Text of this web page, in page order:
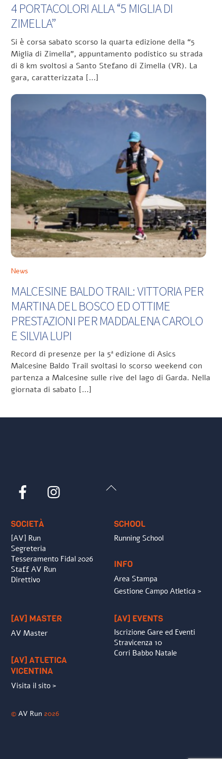
4 PORTACOLORI ALLA “5 MIGLIA DI
ZIMELLA”
Si è corsa sabato scorso la quarta edizione della “5
Miglia di Zimella”, appuntamento podistico su strada
di 8 km svoltosi a Santo Stefano di Zimella (VR). La
gara, caratterizzata […]
News
MALCESINE BALDO TRAIL: VITTORIA PER
MARTINA DEL BOSCO ED OTTIME
PRESTAZIONI PER MADDALENA CAROLO
E SILVIA LUPI
Record di presenze per la 5ª edizione di Asics
Malcesine Baldo Trail svoltasi lo scorso weekend con
partenza a Malcesine sulle rive del lago di Garda. Nella
giornata di sabato […]
Back
Facebook
SOCIETÀ
[AV] Run
Segreteria
Tesseramento Fidal 2026
Staff AV Run
Direttivo
SCHOOL
Running School
INFO
Area Stampa
Gestione Campo Atletica >
[AV] MASTER
AV Master
[AV] ATLETICA
VICENTINA
Visita il sito >
[AV] EVENTS
Iscrizione Gare ed Eventi
Stravicenza 10
Corri Babbo Natale
©AV Run 2026